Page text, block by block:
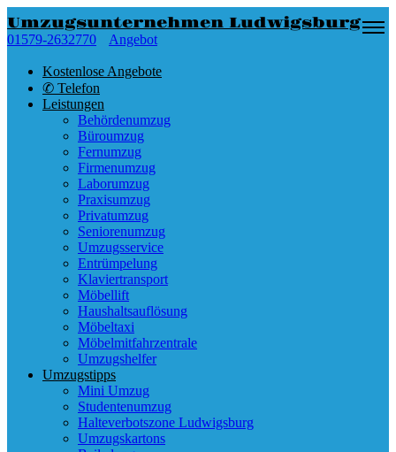
Umzugsunternehmen Ludwigsburg
01579-2632770 Angebot
Kostenlose Angebote
✆ Telefon
Leistungen
Behördenumzug
Büroumzug
Fernumzug
Firmenumzug
Laborumzug
Praxisumzug
Privatumzug
Seniorenumzug
Umzugsservice
Entrümpelung
Klaviertransport
Möbellift
Haushaltsauflösung
Möbeltaxi
Möbelmitfahrzentrale
Umzugshelfer
Umzugstipps
Mini Umzug
Studentenumzug
Halteverbotszone Ludwigsburg
Umzugskartons